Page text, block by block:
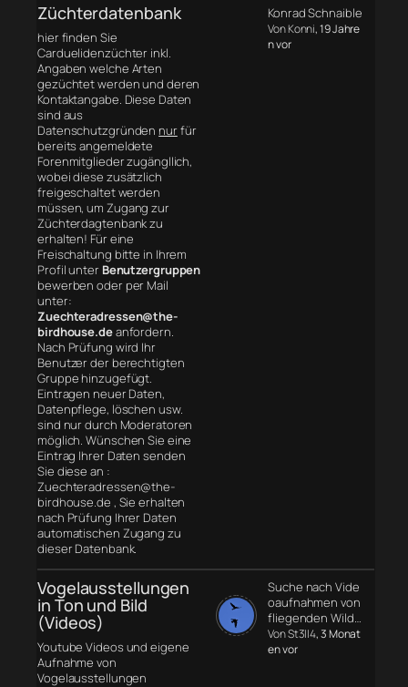
Züchterdatenbank
hier finden Sie
Carduelidenzüchter inkl.
Angaben welche Arten
gezüchtet werden und deren
Kontaktangabe. Diese Daten
sind aus
Datenschutzgründen nurfür
bereits angemeldete
Forenmitglieder zugängllich,
wobei diese zusätzlich
freigeschaltet werden
müssen, um Zugang zur
Züchterdagtenbank zu
erhalten! Für eine
Freischaltung bitte in Ihrem
Profil unter Benutzergruppen
bewerben oder per Mail
unter:
Zuechteradressen@the-
birdhouse.deanfordern.
Nach Prüfung wird Ihr
Benutzer der berechtigten
Gruppe hinzugefügt.
Eintragen neuer Daten,
Datenpflege, löschen usw.
sind nur durch Moderatoren
möglich. Wünschen Sie eine
Eintrag Ihrer Daten senden
Sie diese an :
Zuechteradressen@the-
birdhouse.de , Sie erhalten
nach Prüfung Ihrer Daten
automatischen Zugang zu
dieser Datenbank.
Konrad Schnaible
Von Konni, 19 Jahre
n vor
Vogelausstellungen
in Ton und Bild
(Videos)
Youtube Videos und eigene
Aufnahme von
Vogelausstellungen
Suche nach Vide
oaufnahmen von
fliegenden Wild…
Von St3ll4, 3 Monat
en vor